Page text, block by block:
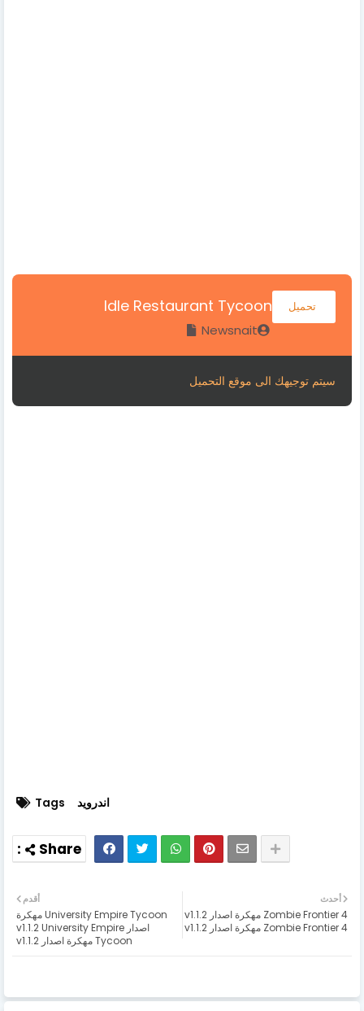
Idle Restaurant Tycoon تحميل
Newsnait
سيتم توجيهك الى موقع التحميل
Tags اندرويد
أحدث
Zombie Frontier 4 مهكرة اصدار v1.1.2
Zombie Frontier 4 مهكرة اصدار v1.1.2
أقدم
University Empire Tycoon مهكرة
اصدار v1.1.2 University Empire
Tycoon مهكرة اصدار v1.1.2